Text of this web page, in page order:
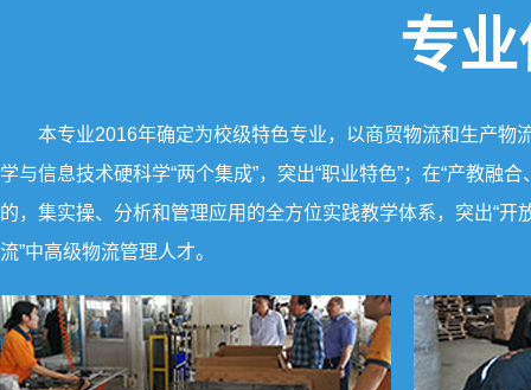
专
本专业2016年确定为校级特色专业，以商贸物流和生产物
学与信息技术硬科学“两个集成”，突出“职业特色”；在“产教
的，集实操、分析和管理应用的全方位实践教学体系，突出“开
流”中高级物流管理人才。